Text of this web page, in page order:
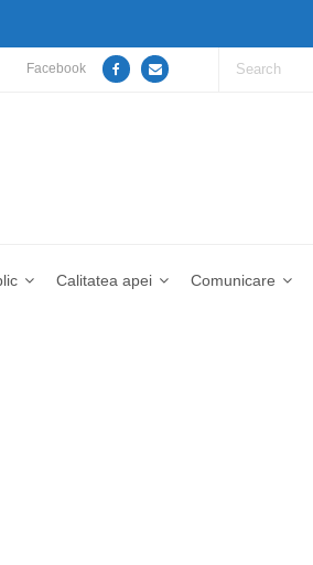
Facebook
Calitatea apei Comunicare